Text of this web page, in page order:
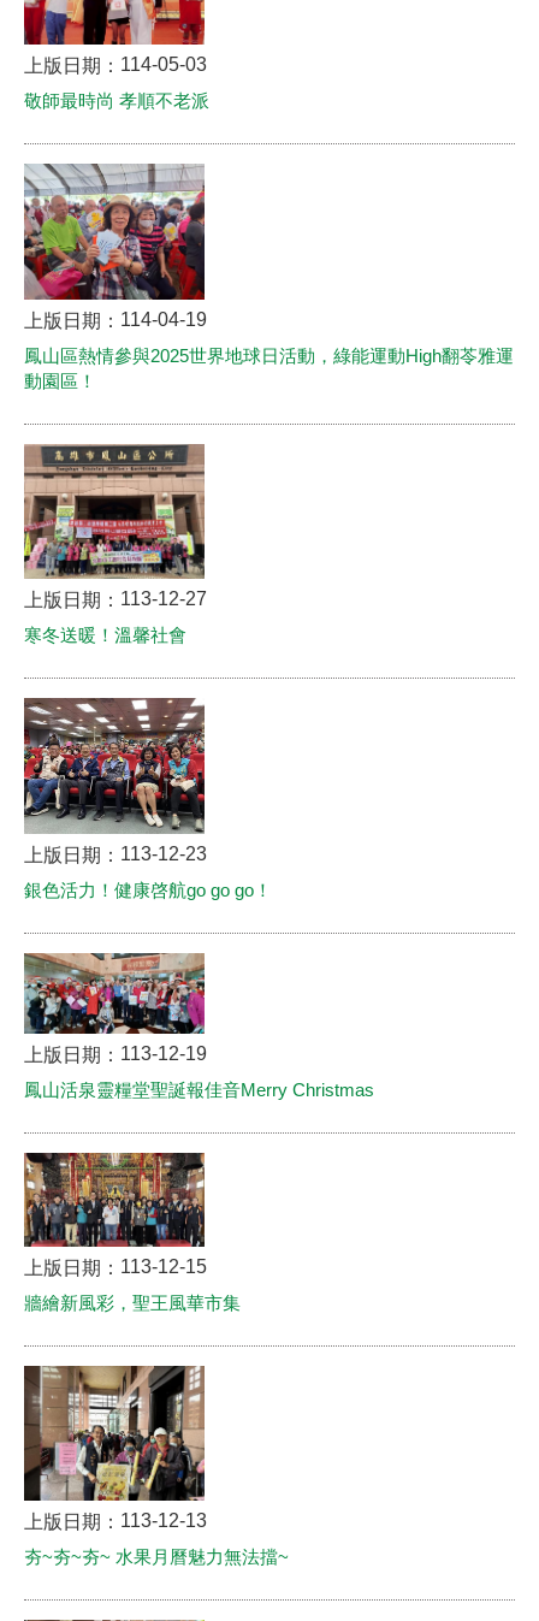
上版日期： 114-05-03
敬師最時尚 孝順不老派
上版日期： 114-04-19
鳳山區熱情參與2025世界地球日活動，綠能運動High翻苓雅運
動園區！
上版日期： 113-12-27
寒冬送暖！溫馨社會
上版日期： 113-12-23
銀色活力！健康啓航go go go！
上版日期： 113-12-19
鳳山活泉靈糧堂聖誕報佳音Merry Christmas
上版日期： 113-12-15
牆繪新風彩，聖王風華市集
上版日期： 113-12-13
夯~夯~夯~ 水果月曆魅力無法擋~